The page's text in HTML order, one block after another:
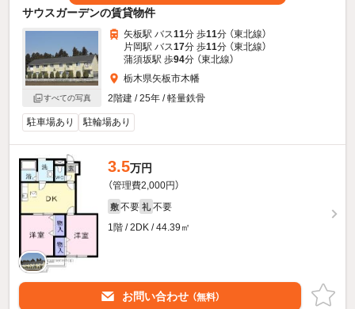
サウスガーデンの賃貸物件
すべての写真
矢板駅 バス11分 歩11分 （東北線）
片岡駅 バス17分 歩11分 （東北線）
蒲須坂駅 歩94分 （東北線）
栃木県矢板市木幡
2階建 / 25年 / 軽量鉄骨
駐車場あり 駐輪場あり
3.5万円
（管理費2,000円）
敷 不要 礼 不要
1階 / 2DK / 44.39㎡
お問い合わせ （無料）